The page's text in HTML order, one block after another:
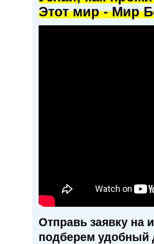
Этот мир - Мир
Отправь заявку на
подберем удобный